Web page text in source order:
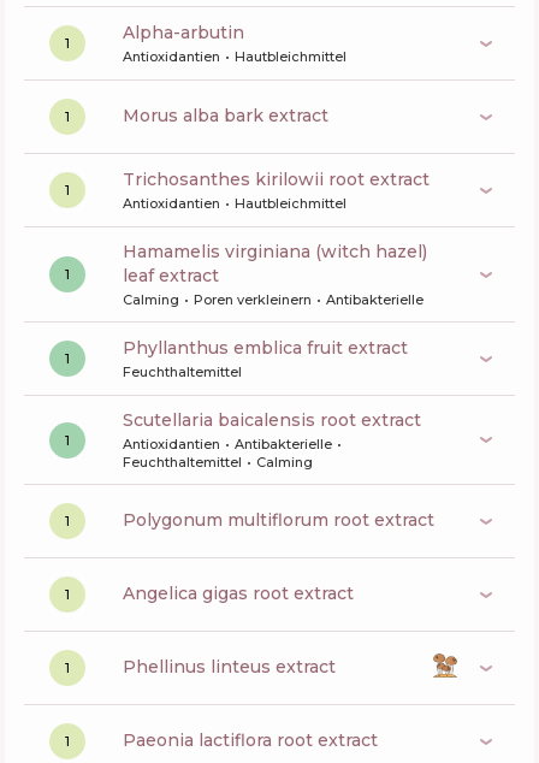
1 alpha-arbutin
Antioxidantien Hautbleichmittel
1 morus alba bark extract
1 trichosanthes kirilowii root extract
Antioxidantien Hautbleichmittel
1
hamamelis virginiana (witch hazel)
leaf extract
Calming Poren verkleinern Antibakterielle
1 phyllanthus emblica fruit extract
Feuchthaltemittel
1
scutellaria baicalensis root extract
Antioxidantien
Antibakterielle
Feuchthaltemittel
Calming
1 polygonum multiflorum root extract
1 angelica gigas root extract
1 phellinus linteus extract
1 paeonia lactiflora root extract